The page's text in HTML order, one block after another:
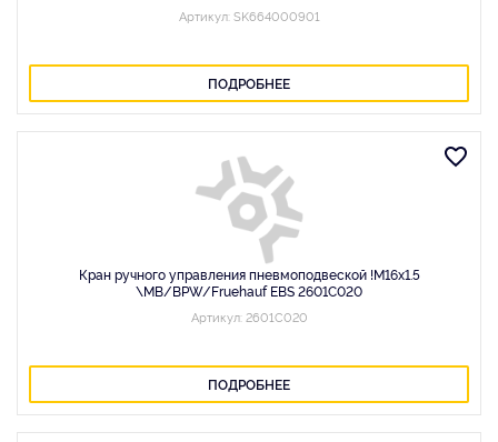
Артикул: SK664000901
ПОДРОБНЕЕ
Кран ручного управления пневмоподвеской !М16x1.5
\MB/BPW/Fruehauf EBS 2601C020
Артикул: 2601C020
ПОДРОБНЕЕ